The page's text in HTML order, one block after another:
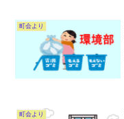
町会より
町会より